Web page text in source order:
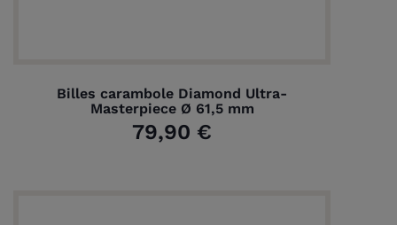
Billes carambole Diamond Ultra-
Masterpiece Ø 61,5 mm
79,90 €